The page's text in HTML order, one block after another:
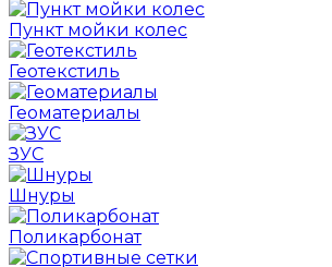
Пункт мойки колес
Геотекстиль
Геоматериалы
ЗУС
Шнуры
Поликарбонат